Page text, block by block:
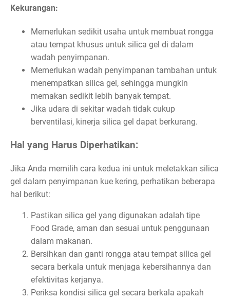
Kekurangan:
Memerlukan sedikit usaha untuk membuat rongga
atau tempat khusus untuk silica gel di dalam
wadah penyimpanan.
Memerlukan wadah penyimpanan tambahan untuk
menempatkan silica gel, sehingga mungkin
memakan sedikit lebih banyak tempat.
Jika udara di sekitar wadah tidak cukup
berventilasi, kinerja silica gel dapat berkurang.
Hal yang Harus Diperhatikan:
Jika Anda memilih cara kedua ini untuk meletakkan silica
gel dalam penyimpanan kue kering, perhatikan beberapa
hal berikut:
Pastikan silica gel yang digunakan adalah tipe
Food Grade, aman dan sesuai untuk penggunaan
dalam makanan.
Bersihkan dan ganti rongga atau tempat silica gel
secara berkala untuk menjaga kebersihannya dan
efektivitas kerjanya.
Periksa kondisi silica gel secara berkala apakah